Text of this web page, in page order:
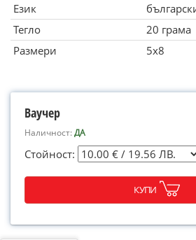
Език
Тегло
20 грама
Размери
5x8
Ваучер
Наличност:ДА
Стойност:
КУПИ